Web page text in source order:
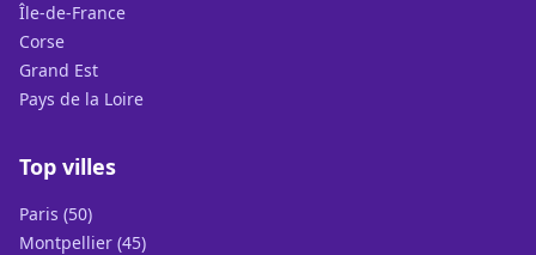
Île-de-France
Corse
Grand Est
Pays de la Loire
Top villes
Paris (50)
Montpellier (45)